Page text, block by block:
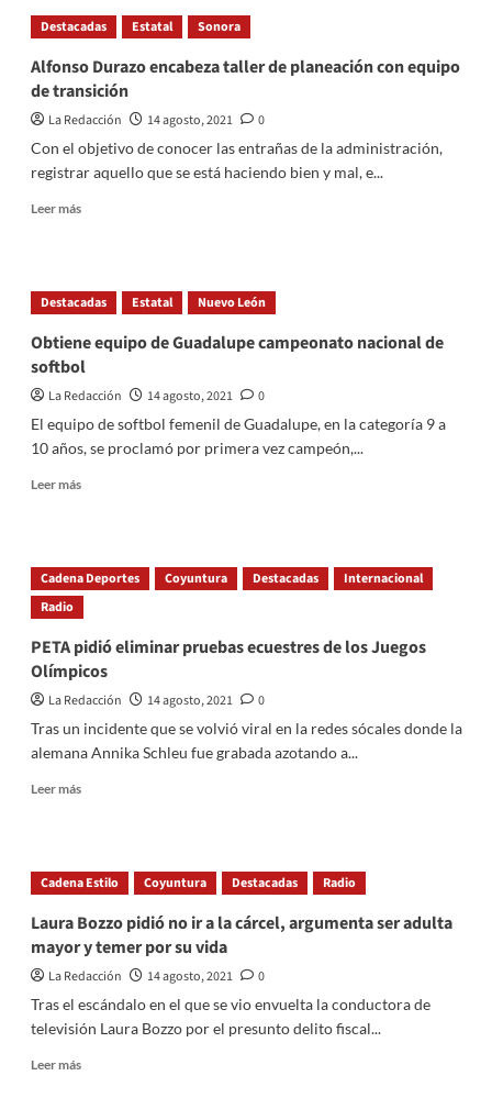
los
policías
de
violar
a
en
Mérida
Destacadas Estatal Sonora
Alfonso Durazo encabeza taller de planeación con equipo
de transición
La Redacción 14 agosto, 2021
0
Con el objetivo de conocer las entrañas de la administración,
registrar aquello que se está haciendo bien y mal, e...
Leer másRead
Durazo
encabeza
de
planeación
con
de
transición
Destacadas Estatal Nuevo León
Obtiene equipo de Guadalupe campeonato nacional de
softbol
La Redacción 14 agosto, 2021
0
El equipo de softbol femenil de Guadalupe, en la categoría 9 a
10 años, se proclamó por primera vez campeón,...
Leer másRead
equipo
de
nacional
de
Cadena Deportes Coyuntura Destacadas
Internacional
Radio
PETA pidió eliminar pruebas ecuestres de los Juegos
Olímpicos
La Redacción 14 agosto, 2021
0
Tras un incidente que se volvió viral en la redes sócales donde la
alemana Annika Schleu fue grabada azotando a...
Leer másRead
pidió
eliminar
ecuestres
de
los
Olímpicos
Cadena Estilo Coyuntura Destacadas Radio
Laura Bozzo pidió no ir a la cárcel, argumenta ser adulta
mayor y temer por su vida
La Redacción 14 agosto, 2021
0
Tras el escándalo en el que se vio envuelta la conductora de
televisión Laura Bozzo por el presunto delito fiscal...
Leer másRead